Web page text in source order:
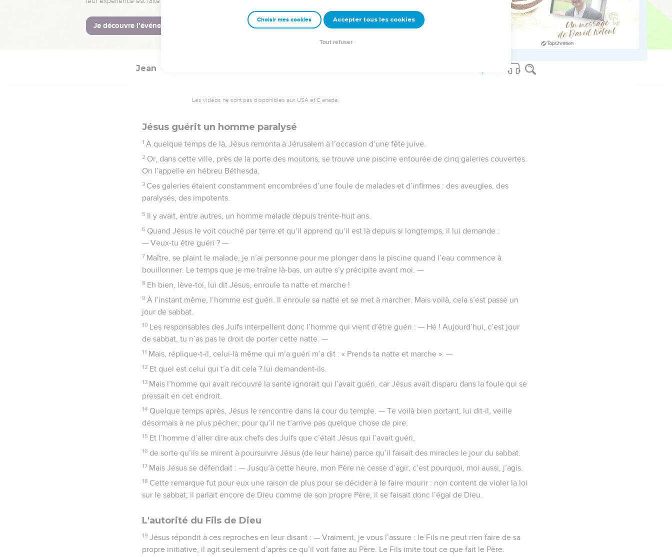
54 Tel fut le second miracle que Jésus accomplit à son retour de Judée en Galilée.
© 2013 - 2010 BLF Editions
Jean
Les vidéos ne sont pas disponibles aux USA et C anada.
Jésus guérit un homme paralysé
1 À quelque temps de là, Jésus remonta à Jérusalem à l’occasion d’une fête juive.
2 Or, dans cette ville, près de la porte des moutons, se trouve une piscine entourée de cinq galeries couvertes.
On l’appelle en hébreu Béthesda.
3 Ces galeries étaient constamment encombrées d’une foule de malades et d’infirmes : des aveugles, des
paralysés, des impotents.
5 Il y avait, entre autres, un homme malade depuis trente-huit ans.
6 Quand Jésus le voit couché par terre et qu’il apprend qu’il est là depuis si longtemps, il lui demande :
— Veux-tu être guéri ? —
7 Maître, se plaint le malade, je n’ai personne pour me plonger dans la piscine quand l’eau commence à
bouillonner. Le temps que je me traîne là-bas, un autre s’y précipite avant moi. —
8 Eh bien, lève-toi, lui dit Jésus, enroule ta natte et marche !
9 À l’instant même, l’homme est guéri. Il enroule sa natte et se met à marcher. Mais voilà, cela s’est passé un
jour de sabbat.
10 Les responsables des Juifs interpellent donc l’homme qui vient d’être guéri : — Hé ! Aujourd’hui, c’est jour
de sabbat, tu n’as pas le droit de porter cette natte. —
11 Mais, réplique-t-il, celui-là même qui m’a guéri m’a dit : « Prends ta natte et marche ». —
12 Et quel est celui qui t’a dit cela ? lui demandent-ils.
13 Mais l’homme qui avait recouvré la santé ignorait qui l’avait guéri, car Jésus avait disparu dans la foule qui se
pressait en cet endroit.
14 Quelque temps après, Jésus le rencontre dans la cour du temple. — Te voilà bien portant, lui dit-il, veille
désormais à ne plus pécher, pour qu’il ne t’arrive pas quelque chose de pire.
15 Et l’homme d’aller dire aux chefs des Juifs que c’était Jésus qui l’avait guéri,
16 de sorte qu’ils se mirent à poursuivre Jésus (de leur haine) parce qu’il faisait des miracles le jour du sabbat.
17 Mais Jésus se défendait : — Jusqu’à cette heure, mon Père ne cesse d’agir, c’est pourquoi, moi aussi, j’agis.
18 Cette remarque fut pour eux une raison de plus pour se décider à le faire mourir : non content de violer la loi
sur le sabbat, il parlait encore de Dieu comme de son propre Père, il se faisait donc l’égal de Dieu.
L'autorité du Fils de Dieu
19 Jésus répondit à ces reproches en leur disant : — Vraiment, je vous l’assure : le Fils ne peut rien faire de sa
propre initiative, il agit seulement d’après ce qu’il voit faire au Père. Le Fils imite tout ce que fait le Père.
Choisir mes cookies Accepter tous les cookies
Tout refuser